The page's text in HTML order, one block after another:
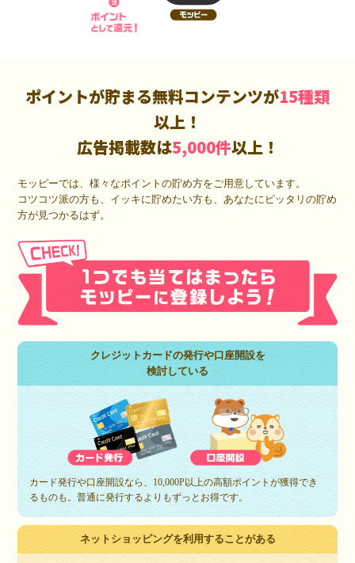
ポイントが貯まる無料コンテンツが15種類
以上！
広告掲載数は5,000件以上！
モッピーでは、様々なポイントの貯め方をご用意しています。
コツコツ派の方も、イッキに貯めたい方も、あなたにピッタリの貯め
方が見つかるはず。
クレジットカードの発行や口座開設を
検討している
カード発行や口座開設なら、10,000P以上の高額ポイントが獲得でき
るものも。普通に発行するよりもずっとお得です。
ネットショッピングを利用することがある